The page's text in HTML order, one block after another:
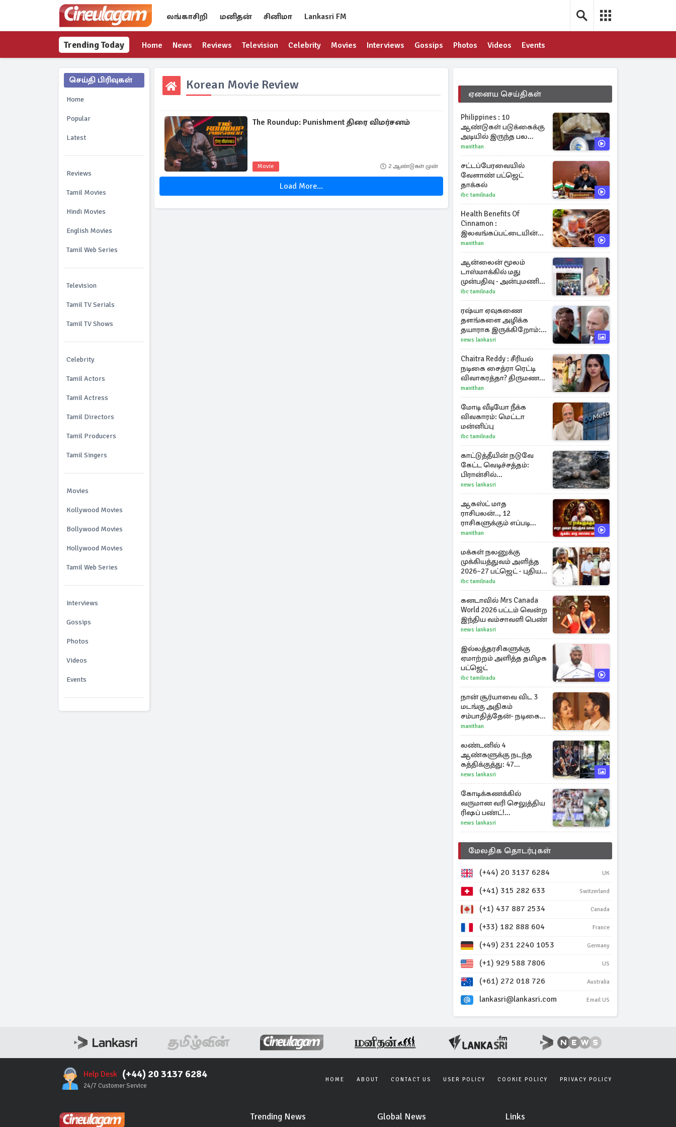
லங்காசிறி மனிதன் சினிமா Lankasri FM
Trending Today Home News Reviews Television Celebrity Movies Interviews Gossips Photos Videos Events
செய்தி பிரிவுகள்
Home
Popular
Latest
Reviews
Tamil Movies
Hindi Movies
English Movies
Tamil Web Series
Television
Tamil TV Serials
Tamil TV Shows
Celebrity
Tamil Actors
Tamil Actress
Tamil Directors
Tamil Producers
Tamil Singers
Movies
Kollywood Movies
Bollywood Movies
Hollywood Movies
Tamil Web Series
Interviews
Gossips
Photos
Videos
Events
Korean Movie Review
The Roundup: Punishment திரை விமர்சனம்
Movie 2 ஆண்டுகள் முன்
Load More...
ஏனைய செய்திகள்
Philippines : 10
ஆண்டுகள் படுக்கைக்கு
அடியில் இருந்த பல
கோடி மதிப்புள்ள அரிய
முத்து!
manithan
சட்டப்பேரவையில்
வேளாண் பட்ஜெட்
தாக்கல்
ibc tamilnadu
Health Benefits Of
Cinnamon :
இலவங்கப்பட்டையின்
மருத்துவ குணங்களும்
ஆரோக்கிய
நன்மைகளும்!
manithan
ஆன்லைன் மூலம்
டாஸ்மாக்கில் மது
முன்பதிவு - அன்புமணி
ராமதாஸ் எதிர்ப்பு
ibc tamilnadu
ரஷ்யா ஏவுகணை
தளங்களை அழிக்க
தயாராக இருக்கிறோம்:
எச்சரிக்கை விடுத்த
ஜெலென்ஸ்கி
news lankasri
Chaitra Reddy : சீரியல்
நடிகை சைத்ரா ரெட்டி
விவாகரத்தா? திருமண
புகைப்படங்களை நீக்கம்
manithan
மோடி வீடியோ நீக்க
விவகாரம்: மெட்டா
மன்னிப்பு
ibc tamilnadu
காட்டுத்தீயின் நடுவே
கேட்ட வெடிச்சத்தம்:
பிரான்சில்
கண்டுபிடிக்கப்பட்டுள்ள
வெடிகுண்டுகள்
news lankasri
ஆகஸ்ட் மாத
ராசிபலன்.., 12
ராசிகளுக்கும் எப்படி
இருக்கும்?
manithan
மக்கள் நலனுக்கு
முக்கியத்துவம் அளித்த
2026–27 பட்ஜெட் - புதிய
நலத்திட்டங்கள்
என்னென்ன?
ibc tamilnadu
கனடாவில் Mrs Canada
World 2026 பட்டம் வென்ற
இந்திய வம்சாவளி பெண்
news lankasri
இல்லத்தரசிகளுக்கு
ஏமாற்றம் அளித்த தமிழக
பட்ஜெட்
ibc tamilnadu
நான் சூர்யாவை விட 3
மடங்கு அதிகம்
சம்பாதித்தேன்- நடிகை
ஜோதிகா
manithan
லண்டனில் 4
ஆண்களுக்கு நடந்த
கத்திக்குத்து: 47
வயதுடைய பெண்
ஒருவர் கைது
news lankasri
கோடிக்கணக்கில்
வருமான வரி செலுத்திய
ரிஷப் பண்ட்!
மாநிலத்திலேயே முதல்
நபர்
news lankasri
மேலதிக தொடர்புகள்
(+44) 20 3137 6284 UK
(+41) 315 282 633 Switzerland
(+1) 437 887 2534 Canada
(+33) 182 888 604 France
(+49) 231 2240 1053 Germany
(+1) 929 588 7806 US
(+61) 272 018 726 Australia
lankasri@lankasri.com Email US
Help Desk (+44) 20 3137 6284
24/7 Customer Service
HOME ABOUT CONTACT US USER POLICY COOKIE POLICY PRIVACY POLICY
Trending News Global News Links